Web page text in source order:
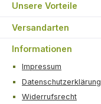
Unsere Vorteile
Versandarten
Informationen
Impressum
Datenschutzerklärung
Widerrufsrecht